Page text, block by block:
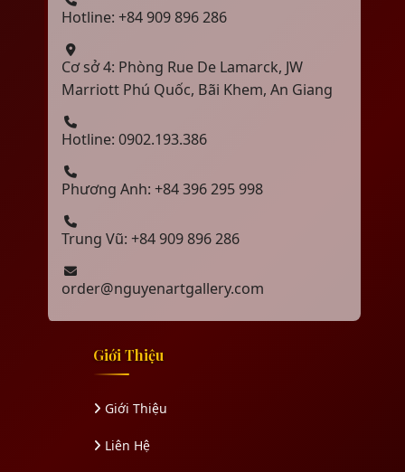
Hotline: +84 909 896 286
Cơ sở 4: Phòng Rue De Lamarck, JW
Marriott Phú Quốc, Bãi Khem, An Giang
Hotline: 0902.193.386
Phương Anh: +84 396 295 998
Trung Vũ: +84 909 896 286
order@nguyenartgallery.com
Giới Thiệu
Giới Thiệu
Liên Hệ